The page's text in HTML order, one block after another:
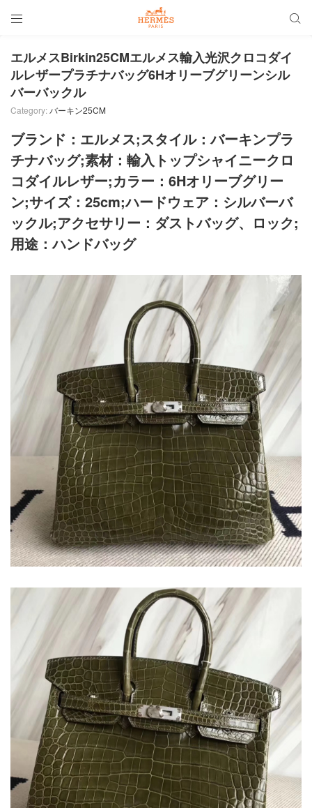
 
エルメスBirkin25CMエルメス輸入光沢クロコダイ
ルレザープラチナバッグ6Hオリーブグリーンシル
バーバックル
Category:バーキン25CM
ブランド：エルメス;スタイル：バーキンプラ
チナバッグ;素材：輸入トップシャイニークロ
コダイルレザー;カラー：6Hオリーブグリー
ン;サイズ：25cm;ハードウェア：シルバーバ
ックル;アクセサリー：ダストバッグ、ロック;
用途：ハンドバッグ